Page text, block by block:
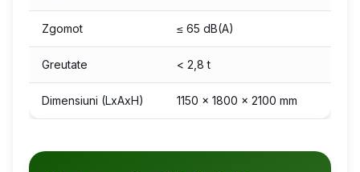
Zgomot ≤ 65 dB(A)
Greutate < 2,8 t
Dimensiuni (LxAxH) 1150 × 1800 × 2100 mm